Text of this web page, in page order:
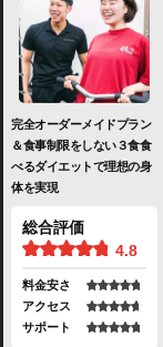
完全オーダーメイドプラン
＆食事制限をしない３食食
べるダイエットで理想の身
体を実現
総合評価
4.8
料金安さ
アクセス
サポート